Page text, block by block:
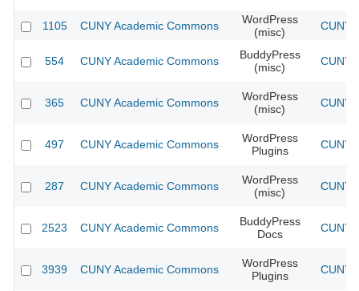
1105 CUNY Academic Commons
WordPress
(misc)
CUNY
554 CUNY Academic Commons
BuddyPress
(misc)
CUNY
365 CUNY Academic Commons
WordPress
(misc)
CUNY
497 CUNY Academic Commons
WordPress
Plugins
CUNY
287 CUNY Academic Commons
WordPress
(misc)
CUNY
2523 CUNY Academic Commons
BuddyPress
Docs
CUNY
3939 CUNY Academic Commons
WordPress
Plugins
CUNY